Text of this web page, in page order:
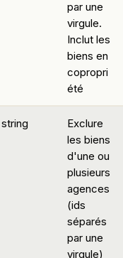
par une
virgule.
Inclut les
biens en
copropri
été
string
Exclure
les biens
d'une ou
plusieurs
agences
(ids
séparés
par une
virgule)